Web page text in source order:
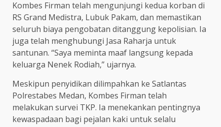
Kombes Firman telah mengunjungi kedua korban di
RS Grand Medistra, Lubuk Pakam, dan memastikan
seluruh biaya pengobatan ditanggung kepolisian. Ia
juga telah menghubungi Jasa Raharja untuk
santunan. “Saya meminta maaf langsung kepada
keluarga Nenek Rodiah,” ujarnya.
Meskipun penyidikan dilimpahkan ke Satlantas
Polrestabes Medan, Kombes Firman telah
melakukan survei TKP. Ia menekankan pentingnya
kewaspadaan bagi pejalan kaki untuk selalu